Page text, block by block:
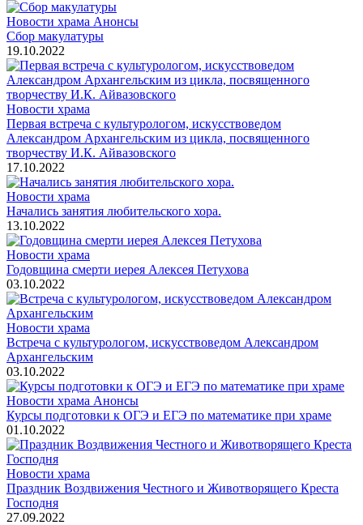
Новости храма Анонсы
Сбор макулатуры
19.10.2022
Новости храма
Первая встреча с культурологом, искусствоведом
Александром Архангельским из цикла, посвященного
творчеству И.К. Айвазовского
17.10.2022
Новости храма
Начались занятия любительского хора.
13.10.2022
Новости храма
Годовщина смерти иерея Алексея Петухова
03.10.2022
Новости храма
Встреча с культурологом, искусствоведом Александром
Архангельским
03.10.2022
Новости храма Анонсы
Курсы подготовки к ОГЭ и ЕГЭ по математике при храме
01.10.2022
Новости храма
Праздник Воздвижения Честного и Животворящего Креста
Господня
27.09.2022